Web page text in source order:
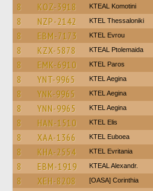
8 KOZ-3918 KTEAL Komotini
8 NZP-2142 KTEL Thessaloniki
8 EBM-7173 KTEL Evrou
8 KZX-5878 KTEAL Ptolemaida
8 EMK-6910 KTEL Paros
8 YNT-9965 KTEL Aegina
8 YNK-9965 KTEL Aegina
8 YNN-9965 KTEL Aegina
8 HAN-1510 KTEL Elis
8 XAA-1366 ΚΤΕL Euboea
8 KHA-2554 ΚΤΕL Evritania
8 EBM-1919 KTEAL Alexandr.
8 XEH-8208 [OASA] Corinthia